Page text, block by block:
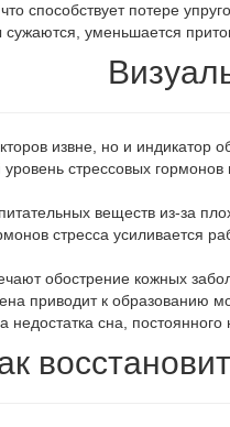
способствует потере
уменьшается
извне, но и индикатор
стрессовых гормонов
веществ из-за
стресса усиливается
обострение кожных
приводит к образованию
сна, постоянного